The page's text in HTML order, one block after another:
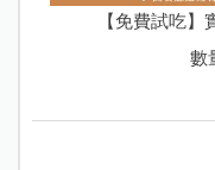
【免費試吃
數